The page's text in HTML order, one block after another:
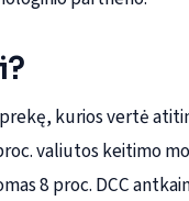
kurios vertė
valiutos keitimo
8 proc. DCC